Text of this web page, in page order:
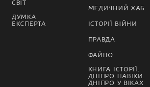
СВІТ
ДУМКА
ЕКСПЕРТА
МЕДИЧНИЙ ХАБ
ІСТОРІЇ ВІЙНИ
ПРАВДА
ФАЙНО
КНИГА ІСТОРІЇ.
ДНІПРО НАВІКИ.
ДНІПРО У ВІКАХ